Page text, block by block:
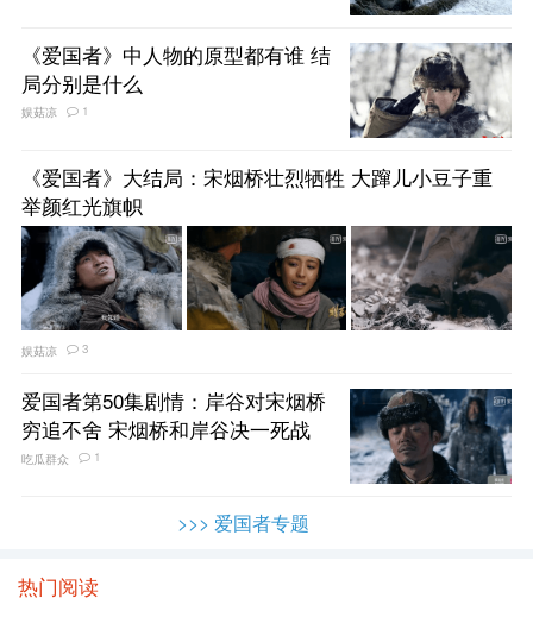
《爱国者》中人物的原型都有谁 结
局分别是什么
娱菇凉 1
《爱国者》大结局：宋烟桥壮烈牺牲 大蹿儿小豆子重
举颜红光旗帜
娱菇凉 3
爱国者第50集剧情：岸谷对宋烟桥
穷追不舍 宋烟桥和岸谷决一死战
吃瓜群众 1
>>> 爱国者专题
热门阅读